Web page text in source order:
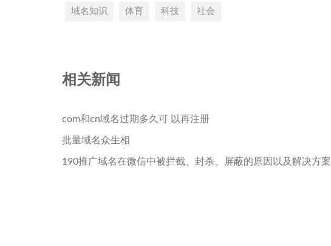
域名知识 体育 科技 社会
相关新闻
com和cn域名过期多久可 以再注册
批量域名众生相
190推广域名在微信中被拦截、封杀、屏蔽的原因以及解决方案